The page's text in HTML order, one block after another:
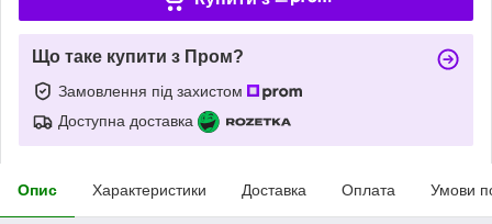
Що таке купити з Пром?
Замовлення під захистом
Доступна доставка
Опис Характеристики Доставка Оплата Умови